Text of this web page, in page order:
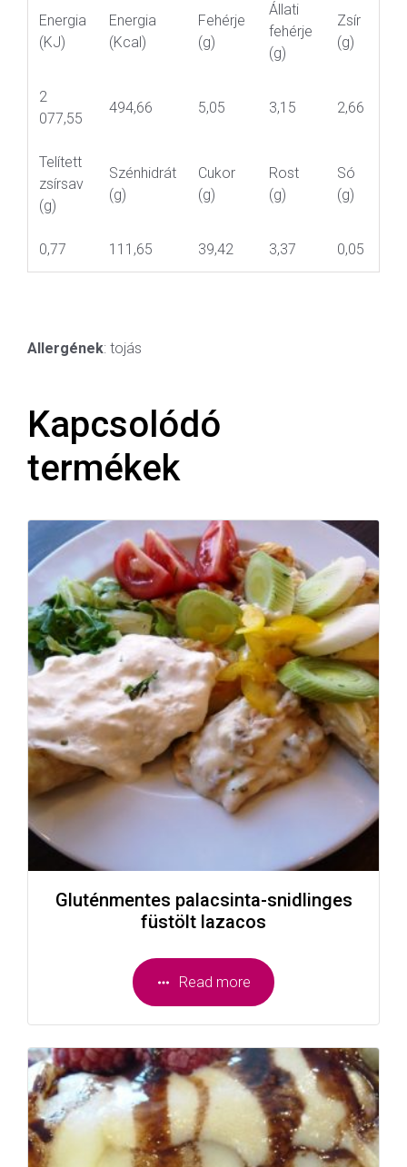
Energia
(KJ)
Energia
(Kcal)
Fehérje
(g)
Állati
fehérje
(g)
Zsír
(g)
2
077,55
494,66 5,05 3,15 2,66
Telített
zsírsav
(g)
Szénhidrát
(g)
Cukor
(g)
Rost
(g)
Só
(g)
0,77 111,65 39,42 3,37 0,05
Allergének: tojás
Kapcsolódó
termékek
Gluténmentes palacsinta-snidlinges
füstölt lazacos
Read more